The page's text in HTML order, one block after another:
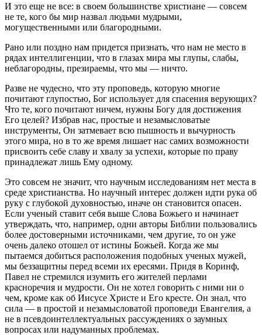
И это еще не все: в своем большинстве христиане — совсем
не те, кого бы мир назвал людьми мудрыми,
могущественными или благородными.
Рано или поздно нам придется признать, что нам не место в
рядах интеллигенции, что в глазах мира мы глупы, слабы,
неблагородны, презираемы, что мы — ничто.
Разве не чудесно, что эту проповедь, которую многие
почитают глупостью, Бог использует для спасения верующих?
Что те, кого почитают ничем, нужны Богу для достижения
Его целей? Избрав нас, простые и незамысловатые
инструменты, Он затмевает всю пышность и вычурность
этого мира, но в то же время лишает нас самих возможности
присвоить себе славу и хвалу за успехи, которые по праву
принадлежат лишь Ему одному.
Это совсем не значит, что научным исследованиям нет места в
среде христианства. Но научный интерес должен идти рука об
руку с глубокой духовностью, иначе он становится опасен.
Если ученый ставит себя выше Слова Божьего и начинает
утверждать, что, например, одни авторы Библии пользовались
более достоверными источниками, чем другие, то он уже
очень далеко отошел от истины Божьей. Когда же мы
пытаемся добиться расположения подобных ученых мужей,
мы беззащитны перед всеми их ересями. Придя в Коринф,
Павел не стремился изумить его жителей перлами
красноречия и мудрости. Он не хотел говорить с ними ни о
чем, кроме как об Иисусе Христе и Его кресте. Он знал, что
сила — в простой и незамысловатой проповеди Евангелия, а
не в псевдоинтеллектуальных рассуждениях о заумных
вопросах или надуманных проблемах.